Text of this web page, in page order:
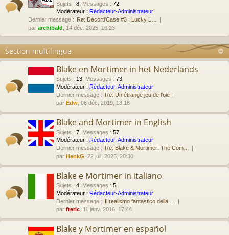
Sujets : 8 Messages : 72
Modérateur : Rédacteur-Administrateur
Dernier message : Re: Décorti'Case #3 : Lucky L…
par archibald , 14 déc. 2025, 16:23
Section multilingue
Blake en Mortimer in het Nederlands
Sujets : 13 Messages : 73
Modérateur : Rédacteur-Administrateur
Dernier message : Re: Un étrange jeu de l'oie
par Edw , 06 déc. 2019, 13:18
Blake and Mortimer in English
Sujets : 7 Messages : 57
Modérateur : Rédacteur-Administrateur
Dernier message : Re: Blake & Mortimer: The Com…
par HenkG , 22 juil. 2025, 20:30
Blake e Mortimer in italiano
Sujets : 4 Messages : 5
Modérateur : Rédacteur-Administrateur
Dernier message : Il realismo fantastico della …
par freric , 11 janv. 2016, 17:44
Blake y Mortimer en español